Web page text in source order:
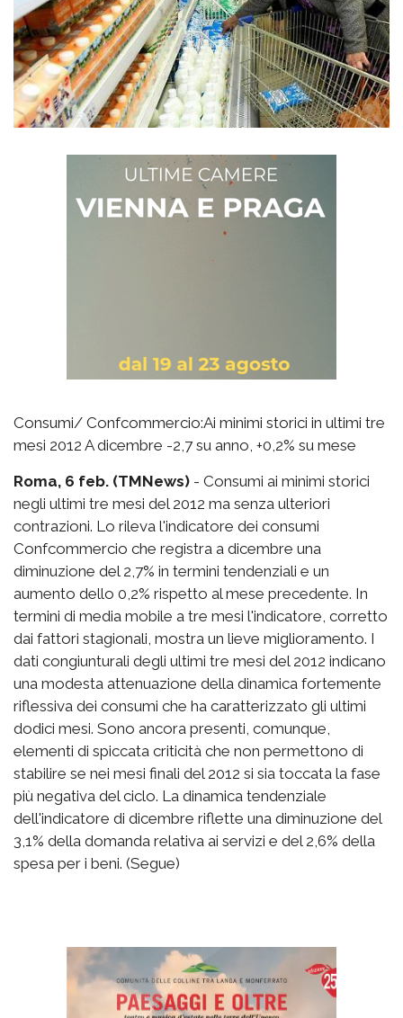
Consumi/ Confcommercio:Ai minimi storici in ultimi tre
mesi 2012 A dicembre -2,7 su anno, +0,2% su mese
Roma, 6 feb. (TMNews) - Consumi ai minimi storici
negli ultimi tre mesi del 2012 ma senza ulteriori
contrazioni. Lo rileva l'indicatore dei consumi
Confcommercio che registra a dicembre una
diminuzione del 2,7% in termini tendenziali e un
aumento dello 0,2% rispetto al mese precedente. In
termini di media mobile a tre mesi l'indicatore, corretto
dai fattori stagionali, mostra un lieve miglioramento. I
dati congiunturali degli ultimi tre mesi del 2012 indicano
una modesta attenuazione della dinamica fortemente
riflessiva dei consumi che ha caratterizzato gli ultimi
dodici mesi. Sono ancora presenti, comunque,
elementi di spiccata criticità che non permettono di
stabilire se nei mesi finali del 2012 si sia toccata la fase
più negativa del ciclo. La dinamica tendenziale
dell'indicatore di dicembre riflette una diminuzione del
3,1% della domanda relativa ai servizi e del 2,6% della
spesa per i beni. (Segue)